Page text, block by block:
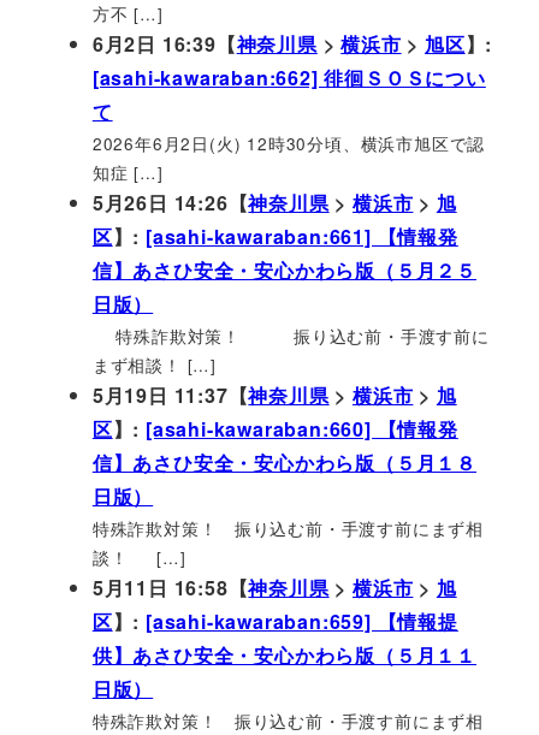
方不 […]
6月2日 16:39【神奈川県>横浜市 > 旭区】:
[asahi-kawaraban:662] 徘徊ＳＯＳについ
て
2026年6月2日(火) 12時30分頃、横浜市旭区で認
知症 […]
5月26日 14:26【神奈川県>横浜市 > 旭
区】: [asahi-kawaraban:661] 【情報発
信】あさひ安全・安心かわら版（５月２５
日版）
特殊詐欺対策！ 振り込む前・手渡す前に
まず相談！ […]
5月19日 11:37【神奈川県>横浜市 > 旭
区】: [asahi-kawaraban:660] 【情報発
信】あさひ安全・安心かわら版（５月１８
日版）
特殊詐欺対策！ 振り込む前・手渡す前にまず相
談！ […]
5月11日 16:58【神奈川県>横浜市 > 旭
区】: [asahi-kawaraban:659] 【情報提
供】あさひ安全・安心かわら版（５月１１
日版）
特殊詐欺対策！ 振り込む前・手渡す前にまず相